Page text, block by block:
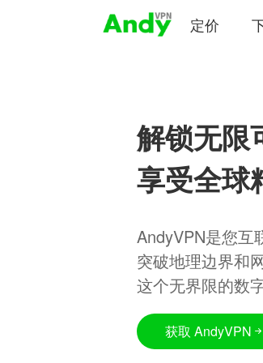
定价
解锁无限
享受全球
AndyVPN是您互
突破地理边界和
这个无界限的数
获取 AndyVPN